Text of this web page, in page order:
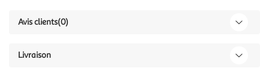
Avis clients(0)
Livraison